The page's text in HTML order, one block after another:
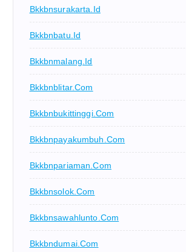
Bkkbnsurakarta.id
Bkkbnbatu.id
Bkkbnmalang.id
Bkkbnblitar.com
Bkkbnbukittinggi.com
Bkkbnpayakumbuh.com
Bkkbnpariaman.com
Bkkbnsolok.com
Bkkbnsawahlunto.com
Bkkbndumai.com